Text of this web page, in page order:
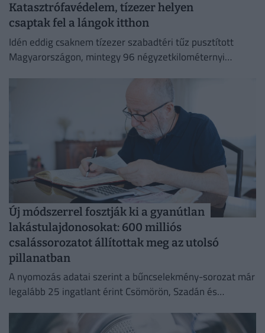
Katasztrófavédelem, tízezer helyen
csaptak fel a lángok itthon
Idén eddig csaknem tízezer szabadtéri tűz pusztított
Magyarországon, mintegy 96 négyzetkilométernyi
Új módszerrel fosztják ki a gyanútlan
lakástulajdonosokat: 600 milliós
csalássorozatot állítottak meg az utolsó
pillanatban
A nyomozás adatai szerint a bűncselekmény-sorozat már
legalább 25 ingatlant érint Csömörön, Szadán és